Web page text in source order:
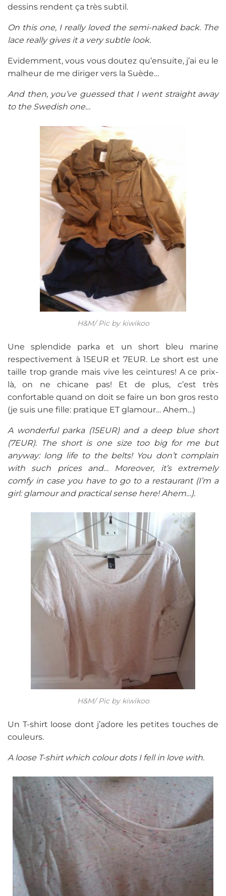
dessins rendent ça très subtil.
On this one, I really loved the semi-naked back. The
lace really gives it a very subtle look.
Evidemment, vous vous doutez qu’ensuite, j’ai eu le
malheur de me diriger vers la Suède…
And then, you’ve guessed that I went straight away
to the Swedish one…
H&M/ Pic by kiwikoo
Une splendide parka et un short bleu marine
respectivement à 15EUR et 7EUR. Le short est une
taille trop grande mais vive les ceintures! A ce prix-
là, on ne chicane pas! Et de plus, c’est très
confortable quand on doit se faire un bon gros resto
(je suis une fille: pratique ET glamour… Ahem…)
A wonderful parka (15EUR) and a deep blue short
(7EUR). The short is one size too big for me but
anyway: long life to the belts! You don’t complain
with such prices and… Moreover, it’s extremely
comfy in case you have to go to a restaurant (I’m a
girl: glamour and practical sense here! Ahem…).
H&M/ Pic by kiwikoo
Un T-shirt loose dont j’adore les petites touches de
couleurs.
A loose T-shirt which colour dots I fell in love with.